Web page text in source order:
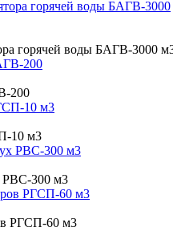
горячей воды БАГВ-3000
200
10 м3
РВС-300 м3
РГСП-60 м3